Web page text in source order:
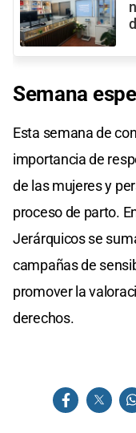
Semana
Esta semana de
importancia de
de las mujeres y
proceso de parto.
Jerárquicos se
campañas de
promover la
derechos.